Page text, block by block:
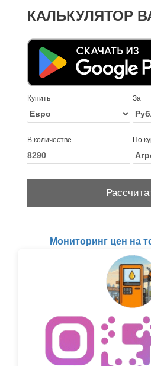
КАЛЬКУЛЯТОР
Купить За
В количестве По
Мониторинг цен на